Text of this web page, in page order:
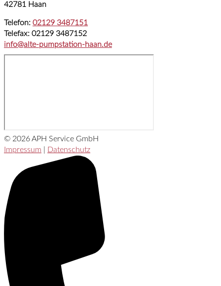
42781 Haan
Telefon: 02129 3487151
Telefax: 02129 3487152
info@alte-pumpstation-haan.de
© 2026 APH Service GmbH
Impressum
Datenschutz